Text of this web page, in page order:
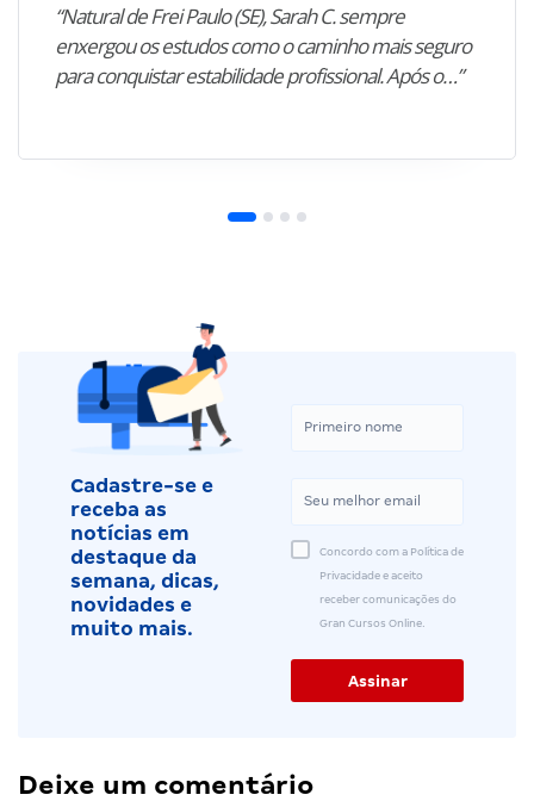
“Natural de Frei Paulo (SE), Sarah C. sempre
enxergou os estudos como o caminho mais seguro
para conquistar estabilidade profissional. Após o…”
Cadastre-se e
receba as
notícias em
destaque da
semana, dicas,
novidades e
muito mais.
Concordo com a Política de
Privacidade e aceito
receber comunicações do
Gran Cursos Online.
Deixe um comentário